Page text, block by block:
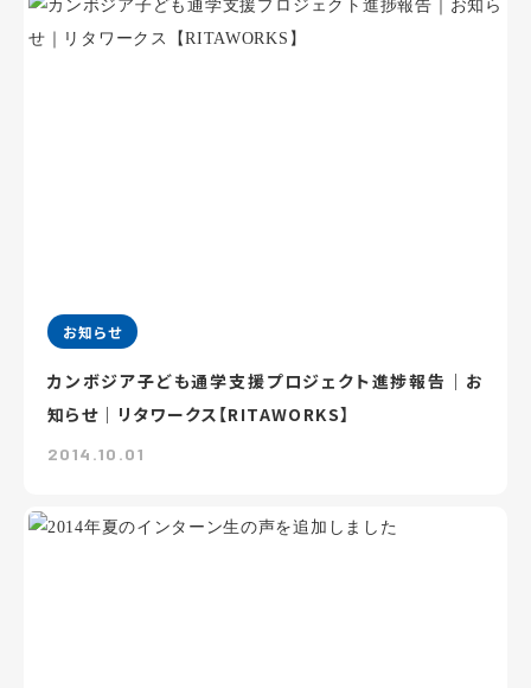
お知らせ
カンボジア子ども通学支援プロジェクト進捗報告｜お
知らせ｜リタワークス【RITAWORKS】
2014.10.01